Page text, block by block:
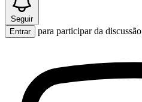
Seguir
Entrar
para participar da discussão